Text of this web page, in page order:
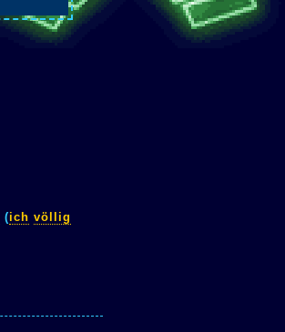
(ich völlig